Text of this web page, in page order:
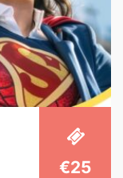
€25